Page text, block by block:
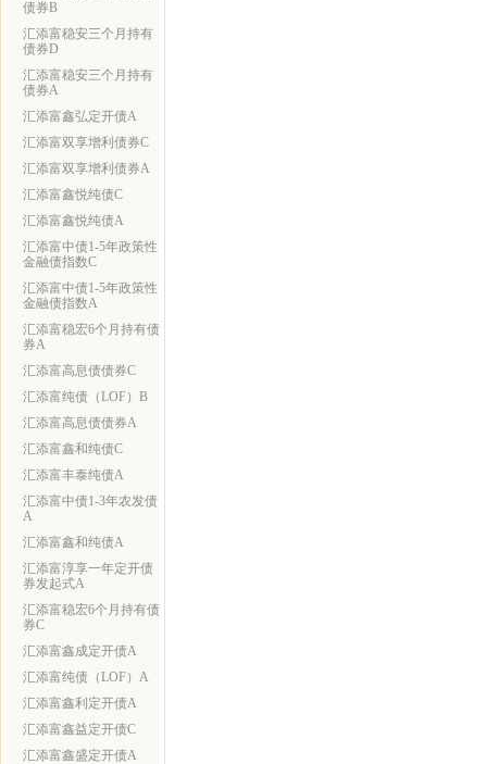
债券B
汇添富稳安三个月持有
债券D
汇添富稳安三个月持有
债券A
汇添富鑫弘定开债A
汇添富双享增利债券C
汇添富双享增利债券A
汇添富鑫悦纯债C
汇添富鑫悦纯债A
汇添富中债1-5年政策性
金融债指数C
汇添富中债1-5年政策性
金融债指数A
汇添富稳宏6个月持有债
券A
汇添富高息债债券C
汇添富纯债（LOF）B
汇添富高息债债券A
汇添富鑫和纯债C
汇添富丰泰纯债A
汇添富中债1-3年农发债
A
汇添富鑫和纯债A
汇添富淳享一年定开债
券发起式A
汇添富稳宏6个月持有债
券C
汇添富鑫成定开债A
汇添富纯债（LOF）A
汇添富鑫利定开债A
汇添富鑫益定开债C
汇添富鑫盛定开债A